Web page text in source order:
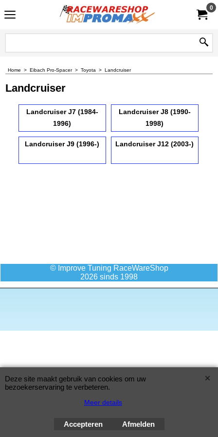
0
Home > Eibach Pro-Spacer> Toyota > Landcruiser
Landcruiser
Landcruiser J7 (1984-
1996)
Landcruiser J8 (1990-
1998)
Landcruiser J9 (1996-) Landcruiser J12 (2003-)
© Improve Tuning RaceWareShop
2026 sinds 1998
Deze site maakt gebruik van cookies om uw
bezoekerservaring te verbeteren.
Meer details
Accepteren Afmelden